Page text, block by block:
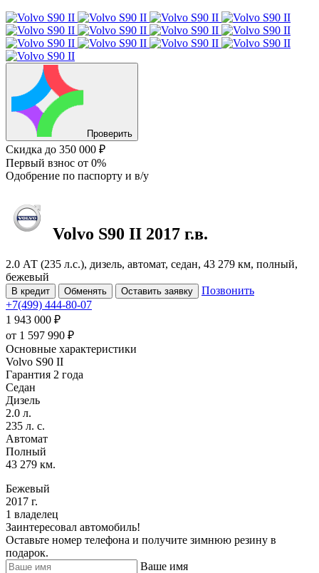
Проверить
Скидка до 350 000 ₽
Первый взнос от 0%
Одобрение по паспорту и в/у
Volvo S90 II 2017 г.в.
2.0 АТ (235 л.с.), дизель, автомат, седан, 43 279 км, полный,
бежевый
В кредит Обменять Оставить заявку
Позвонить
+7(499) 444-80-07
1 943 000 ₽
от 1 597 990 ₽
Основные характеристики
Volvo S90 II
Гарантия 2 года
Седан
Дизель
2.0 л.
235 л. с.
Автомат
Полный
43 279 км.
Бежевый
2017 г.
1 владелец
Заинтересовал автомобиль!
Оставьте номер телефона и получите зимнюю резину в
подарок.
Ваше имя